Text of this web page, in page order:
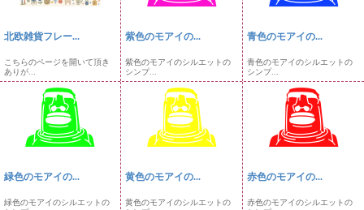
北欧雑貨フレー...
こちらのページを開いて頂き
ありが...
紫色のモアイの...
紫色のモアイのシルエットの
シンプ...
青色のモアイの...
青色のモアイのシルエットの
シンプ...
緑色のモアイの...
緑色のモアイのシルエットの
黄色のモアイの...
黄色のモアイのシルエットの
赤色のモアイの...
赤色のモアイのシルエットの